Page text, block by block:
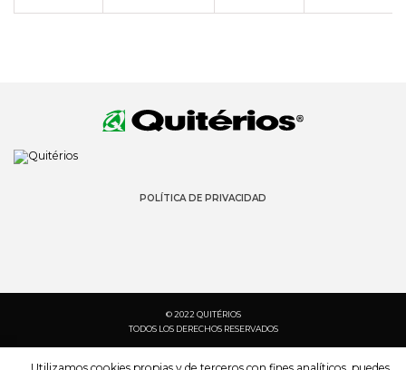
POLÍTICA DE PRIVACIDAD
© 2022 QUITÉRIOS
TODOS LOS DERECHOS RESERVADOS